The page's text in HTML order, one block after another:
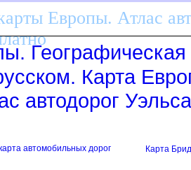
Европы. Атлас
Географическая
Карта
автодорог Уэльса
автомобильных доро
Карта